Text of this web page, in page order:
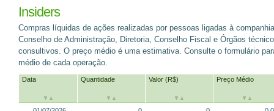
Insiders
Compras líquidas de ações realizadas por pessoas ligadas à
Conselho de Administração, Diretoria, Conselho Fiscal e Órgãos
consultivos. O preço médio é uma estimativa. Consulte o formulário
médio de cada operação.
Data Quantidade Valor (R$) Preço Médio